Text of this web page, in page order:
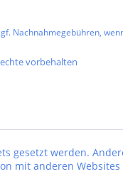
Nachnahmegebühren,
vorbehalten
gesetzt werden.
mit anderen Websites